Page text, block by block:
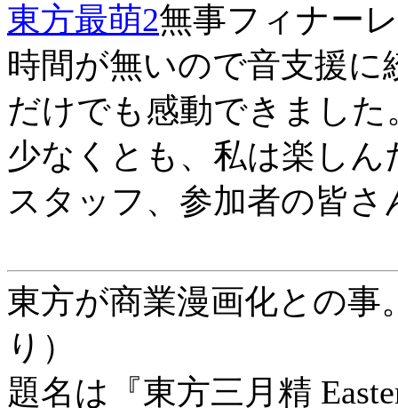
東方最萌2無事フィナー
時間が無いので音支援
だけでも感動できました
少なくとも、私は楽し
スタッフ、参加者の皆
東方が商業漫画化との事
り）
題名は『東方三月精